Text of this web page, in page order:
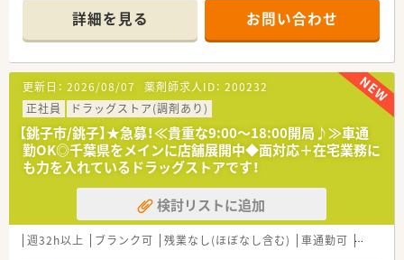
■薬剤師は常勤2名体制で連携して業務に対応しています。
【法人特徴について】
■千葉県を中心に36店舗の調剤薬局を運営し、地域医療に深く
根差している法人です。
■病院門前の大型店から地域のかかりつけ薬局まで、多様なニー
ズに応えています。
■在宅医療にも注力しており、専用システムを導入し円滑な訪問
体制を整えています。
【こんな取り組みをしています】
■糖尿病や精神疾患、呼吸器疾患など、テーマ別の定例勉強会を
定期的に実施しています。
■薬剤師の育成に力を入れており、研修認定薬剤師制度の取得を
積極的に奨励しています。
詳細を見る お問い合わせ
更新日： 2026/08/07 薬剤師求人ID： 200232
正社員
ドラッグストア(調剤あり)
【銚子市/銚子】★急募！≪貴重な9:00～18:00開局♪≫車通
勤OK◎千葉県をメインに店舗展開中◆面対応＋在宅業務に
も力を入れているドラッグストアです！
検討リストに追加
週32h以上 ブランク可 残業なし(ほぼなし含む) 車通勤可 高給与